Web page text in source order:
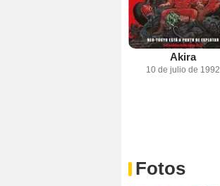
Akira
10 de julio de 1992
Fotos